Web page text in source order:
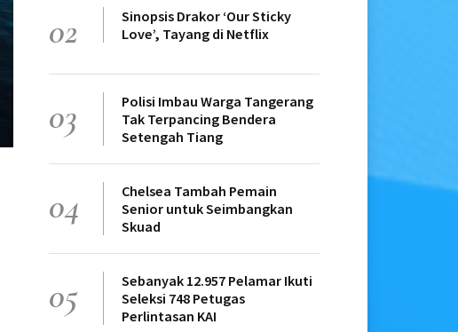
02
Sinopsis Drakor ‘Our Sticky
Love’, Tayang di Netflix
03
Polisi Imbau Warga Tangerang
Tak Terpancing Bendera
Setengah Tiang
04
Chelsea Tambah Pemain
Senior untuk Seimbangkan
Skuad
05
Sebanyak 12.957 Pelamar Ikuti
Seleksi 748 Petugas
Perlintasan KAI